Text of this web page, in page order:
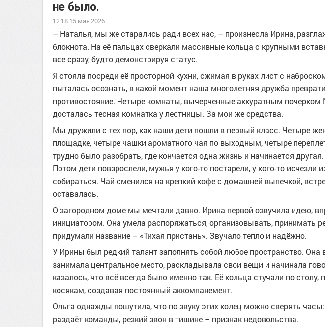
не было.
12:18 15 мая 2026
– Наталья, мы же старались ради всех нас, – произнесла Ирина,
блокнота. На её пальцах сверкали массивные кольца с крупными
все сразу, будто демонстрируя статус.
Я стояла посреди её просторной кухни, сжимая в руках лист с
пыталась осознать, в какой момент наша многолетняя дружба
противостояние. Четыре комнаты, вычерченные аккуратным
досталась тесная комнатка у лестницы. За мои же средства.
Мы дружили с тех пор, как наши дети пошли в первый класс. Четыре
площадке, четыре чашки ароматного чая по выходным, четыре
трудно было разобрать, где кончается одна жизнь и начинается
Потом дети повзрослели, мужья у кого-то постарели, у кого-то
собираться. Чай сменился на крепкий кофе с домашней выпечкой,
оставалась.
О загородном доме мы мечтали давно. Ирина первой озвучила идею,
инициатором. Она умела распоряжаться, организовывать, принимать
придумали название – «Тихая пристань». Звучало тепло и надёжно.
У Ирины был редкий талант заполнять собой любое пространство. Она
занимала центральное место, раскладывала свои вещи и начинала
казалось, что всё всегда было именно так. Её кольца стучали по
косякам, создавая постоянный аккомпанемент.
Ольга однажды пошутила, что по звуку этих колец можно сверять часы:
раздаёт команды, резкий звон в тишине – признак недовольства.